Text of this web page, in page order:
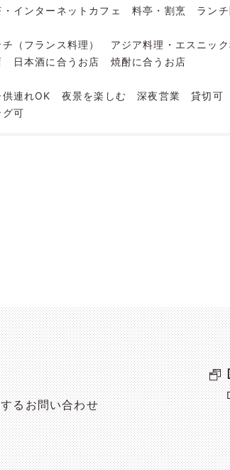
インターネットカフェ 料亭・割烹 ラン
（フランス料理） アジア料理・エスニッ
日本酒に合うお店
焼酎に合うお店
供連れOK 夜景を楽しむ 深夜営業 貸切可
可
るお問い合わせ